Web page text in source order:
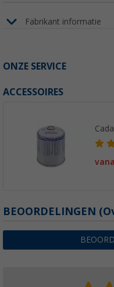
Fabrikant informatie
ONZE SERVICE
ACCESSOIRES
BEOORDELINGEN (